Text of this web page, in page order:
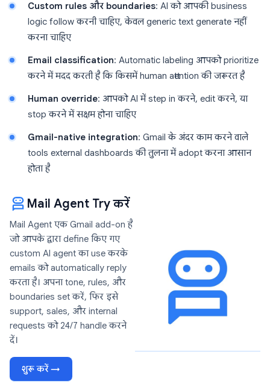
Custom rules और boundaries: AI को आपकी business
logic follow करनी चाहिए, केवल generic text generate नहीं
करना चाहिए
Email classification: Automatic labeling आपको prioritize
करने में मदद करती है कि किसमें human attention की जरूरत है
Human override: आपको AI में step in करने, edit करने, या
stop करने में सक्षम होना चाहिए
Gmail-native integration: Gmail के अंदर काम करने वाले
tools external dashboards की तुलना में adopt करना आसान
होता है
Mail Agent Try करें
Mail Agent एक Gmail add-on है
जो आपके द्वारा define किए गए
custom AI agent का use करके
emails को automatically reply
करता है। अपना tone, rules, और
boundaries set करें, फिर इसे
support, sales, और internal
requests को 24/7 handle करने
दें।
शुरू करें →